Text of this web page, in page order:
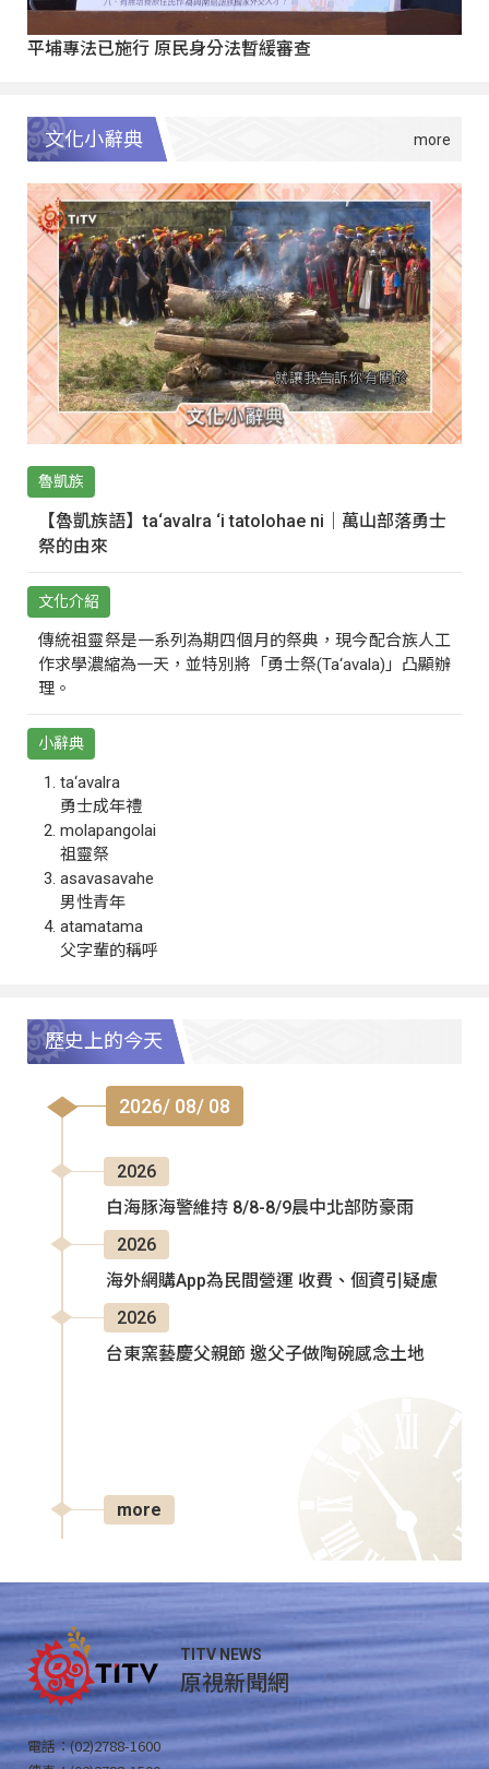
平埔專法已施行 原民身分法暫緩審查
文化小辭典
魯凱族
【魯凱族語】ta‘avalra ‘i tatolohae ni｜萬山部落勇士
祭的由來
文化介紹
傳統祖靈祭是一系列為期四個月的祭典，現今配合族人工
作求學濃縮為一天，並特別將「勇士祭(Ta‘avala)」凸顯辦
理。
小辭典
ta‘avalra
勇士成年禮
molapangolai
祖靈祭
asavasavahe
男性青年
atamatama
父字輩的稱呼
歷史上的今天
2026/ 08/ 08
2026
白海豚海警維持 8/8-8/9晨中北部防豪雨
2026
海外網購App為民間營運 收費、個資引疑慮
2026
台東窯藝慶父親節 邀父子做陶碗感念土地
more
TITV NEWS
原視新聞網
電話：(02)2788-1600